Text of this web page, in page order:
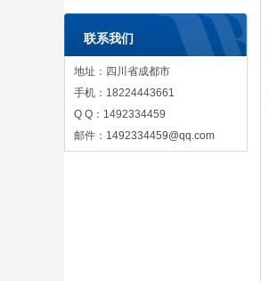
联系我们
地址：四川省成都市
手机：18224443661
Q Q：1492334459
邮件： 1492334459@qq.com